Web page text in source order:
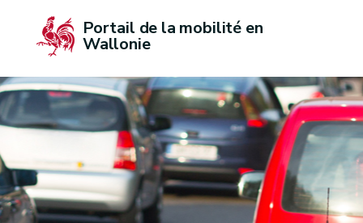
Portail de la mobilité en
Wallonie